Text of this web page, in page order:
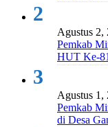
2
Agustus 2,
Pemkab
HUT Ke-
3
Agustus 1,
Pemkab
di Desa